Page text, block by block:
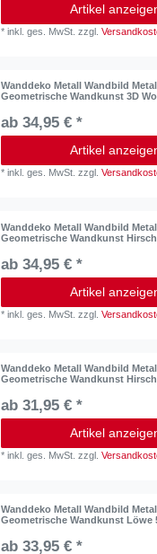
Artikel
*inkl. ges. MwSt. zzgl.
Wanddeko Metall Wandbild
Geometrische Wandkunst 3D
ab 34,95 € *
Artikel
*inkl. ges. MwSt. zzgl.
Wanddeko Metall Wandbild
Geometrische Wandkunst Hirsch
ab 34,95 € *
Artikel
*inkl. ges. MwSt. zzgl.
Wanddeko Metall Wandbild
Geometrische Wandkunst
ab 31,95 € *
Artikel
*inkl. ges. MwSt. zzgl.
Wanddeko Metall Wandbild
Geometrische Wandkunst Löwe
ab 33,95 € *